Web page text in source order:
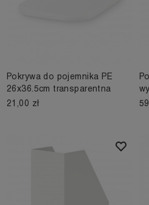
Pokrywa do pojemnika PE
26x36.5cm transparentna
21,00 zł